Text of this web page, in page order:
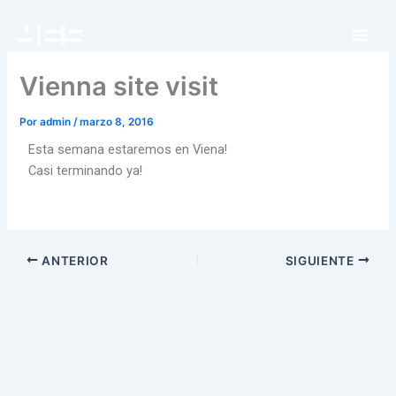
Vienna site visit
Poradmin/marzo 8, 2016
Esta semana estaremos en Viena!
Casi terminando ya!
ANTERIOR SIGUIENTE